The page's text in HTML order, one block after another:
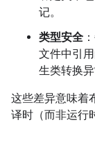
记。
类型安全
文件中引
生类转换异
这些差异意味着
译时（而非运行